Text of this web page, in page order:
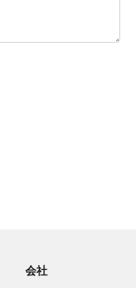
会社